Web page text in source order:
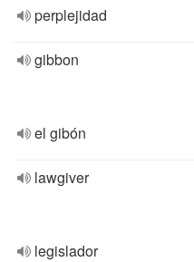
perplejidad
gibbon
el gibón
lawgiver
legislador